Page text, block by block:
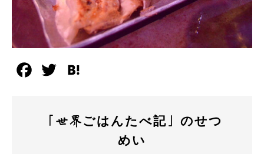
e
「世界ごはんたべ記」のせつ
めい